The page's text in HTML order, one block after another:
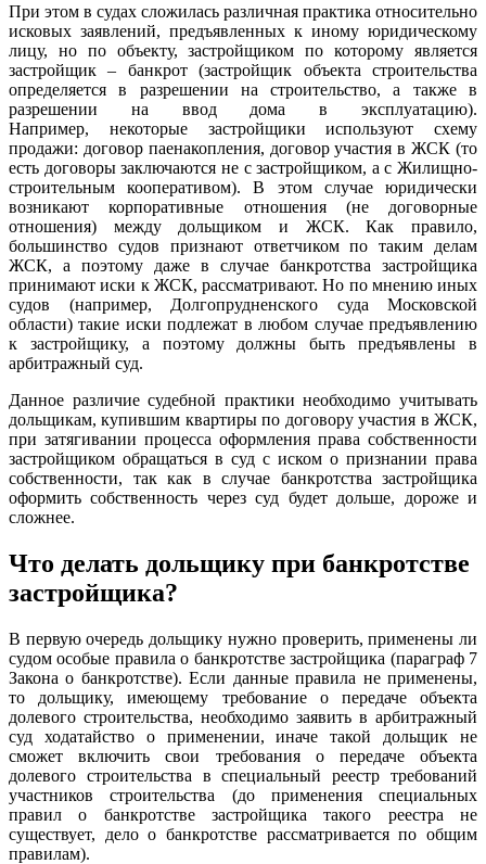
При этом в судах сложилась различная практика относительно
исковых заявлений, предъявленных к иному юридическому
лицу, но по объекту, застройщиком по которому является
застройщик – банкрот (застройщик объекта строительства
определяется в разрешении на строительство, а также в
разрешении на ввод дома в эксплуатацию).
Например, некоторые застройщики используют схему
продажи: договор паенакопления, договор участия в ЖСК (то
есть договоры заключаются не с застройщиком, а с Жилищно-
строительным кооперативом). В этом случае юридически
возникают корпоративные отношения (не договорные
отношения) между дольщиком и ЖСК. Как правило,
большинство судов признают ответчиком по таким делам
ЖСК, а поэтому даже в случае банкротства застройщика
принимают иски к ЖСК, рассматривают. Но по мнению иных
судов (например, Долгопрудненского суда Московской
области) такие иски подлежат в любом случае предъявлению
к застройщику, а поэтому должны быть предъявлены в
арбитражный суд.
Данное различие судебной практики необходимо учитывать
дольщикам, купившим квартиры по договору участия в ЖСК,
при затягивании процесса оформления права собственности
застройщиком обращаться в суд с иском о признании права
собственности, так как в случае банкротства застройщика
оформить собственность через суд будет дольше, дороже и
сложнее.
Что делать дольщику при банкротстве
застройщика?
В первую очередь дольщику нужно проверить, применены ли
судом особые правила о банкротстве застройщика (параграф 7
Закона о банкротстве). Если данные правила не применены,
то дольщику, имеющему требование о передаче объекта
долевого строительства, необходимо заявить в арбитражный
суд ходатайство о применении, иначе такой дольщик не
сможет включить свои требования о передаче объекта
долевого строительства в специальный реестр требований
участников строительства (до применения специальных
правил о банкротстве застройщика такого реестра не
существует, дело о банкротстве рассматривается по общим
правилам).